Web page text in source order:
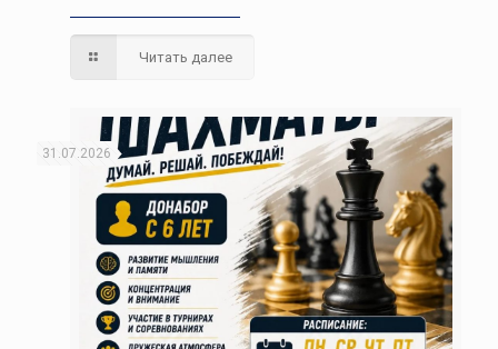
Читать далее
31.07.2026